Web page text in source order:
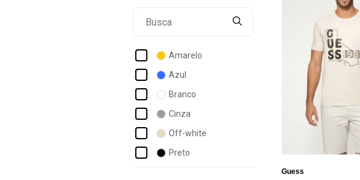
Betel
Amarelo
Azul
Branco
Cinza
Off-white
Preto
Guess